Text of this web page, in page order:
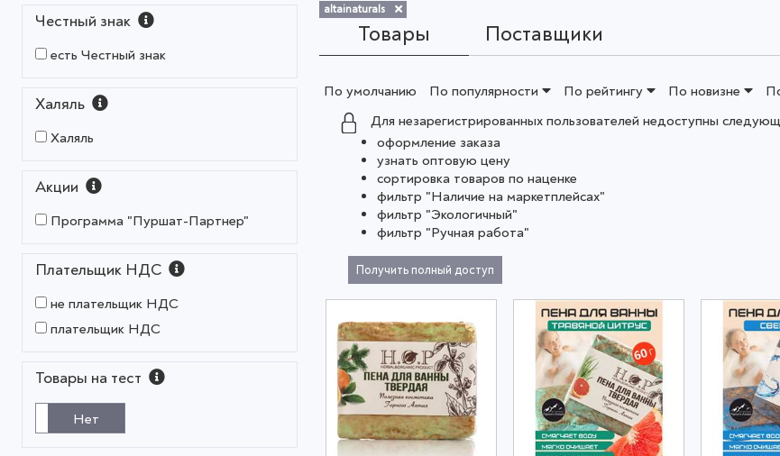
Честный знак
есть Честный знак
Халяль
Халяль
Акции
Программа "Пуршат-Партнер"
Плательщик НДС
не плательщик НДС
плательщик НДС
Товары на тест
Нет
altainaturals
Товары Поставщики
По умолчанию По популярности По рейтингу По новизне
Для незарегистрированных пользователей недоступны
оформление заказа
узнать оптовую цену
сортировка товаров по наценке
фильтр "Наличие на маркетплейсах"
фильтр "Экологичный"
фильтр "Ручная работа"
Получить полный доступ